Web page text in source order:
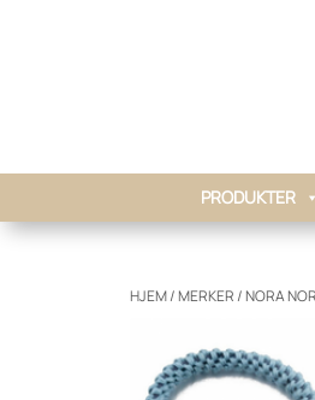
PRODUKTER
HJEM/MERKER /NORA